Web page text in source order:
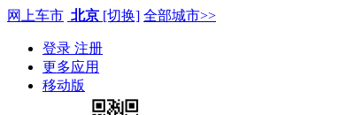
网上车市 北京 [切换] 全部城市>>
登录 注册
更多应用
移动版